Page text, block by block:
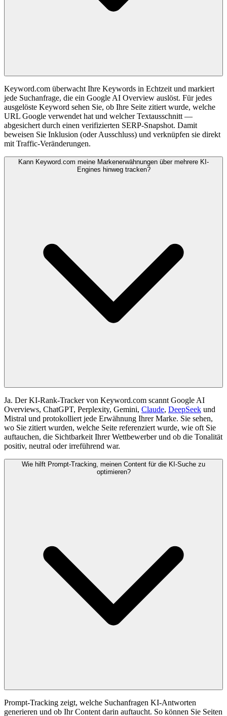
Keyword.com überwacht Ihre Keywords in Echtzeit und markiert
jede Suchanfrage, die ein Google AI Overview auslöst. Für jedes
ausgelöste Keyword sehen Sie, ob Ihre Seite zitiert wurde, welche
URL Google verwendet hat und welcher Textausschnitt —
abgesichert durch einen verifizierten SERP-Snapshot. Damit
beweisen Sie Inklusion (oder Ausschluss) und verknüpfen sie direkt
mit Traffic-Veränderungen.
Kann Keyword.com meine Markenerwähnungen über mehrere KI-
Engines hinweg tracken?
Ja. Der KI-Rank-Tracker von Keyword.com scannt Google AI
Overviews, ChatGPT, Perplexity, Gemini, Claude, DeepSeek und
Mistral und protokolliert jede Erwähnung Ihrer Marke. Sie sehen,
wo Sie zitiert wurden, welche Seite referenziert wurde, wie oft Sie
auftauchen, die Sichtbarkeit Ihrer Wettbewerber und ob die Tonalität
positiv, neutral oder irreführend war.
Wie hilft Prompt-Tracking, meinen Content für die KI-Suche zu
optimieren?
Prompt-Tracking zeigt, welche Suchanfragen KI-Antworten
generieren und ob Ihr Content darin auftaucht. So können Sie Seiten